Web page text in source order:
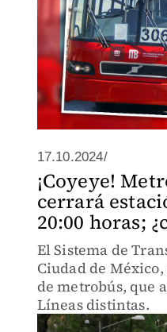
17.10.2024/
¡Coyeye!
cerrará
20:00 horas;
El Sistema de
Ciudad de
de metrobús, que
Líneas distintas.